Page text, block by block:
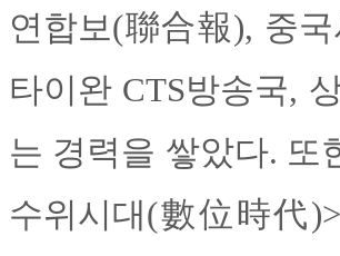
연합보(聯合報), 중
타이완 CTS방송국,
는 경력을 쌓았다. 또
수위시대(數位時代